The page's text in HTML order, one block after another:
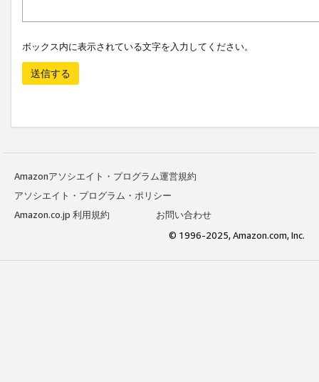
ボックス内に表示されている文字を入力してください。
送信する
Amazonアソシエイト・プログラム運営規約
アソシエイト・プログラム・ポリシー
Amazon.co.jp 利用規約
お問い合わせ
© 1996-2025, Amazon.com, Inc.